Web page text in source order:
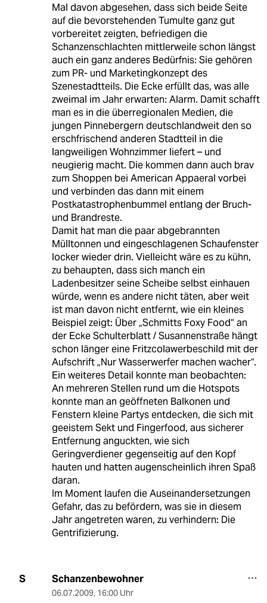
Mal davon abgesehen, dass sich beide Seite
auf die bevorstehenden Tumulte ganz gut
vorbereitet zeigten, befriedigen die
Schanzenschlachten mittlerweile schon längst
auch ein ganz anderes Bedürfnis: Sie gehören
zum PR- und Marketingkonzept des
Szenestadtteils. Die Ecke erfüllt das, was alle
zweimal im Jahr erwarten: Alarm. Damit schafft
man es in die überregionalen Medien, die
jungen Pinnebergern deutschlandweit den so
erschfrischend anderen Stadtteil in die
langweiligen Wohnzimmer liefert – und
neugierig macht. Die kommen dann auch brav
zum Shoppen bei American Appaeral vorbei
und verbinden das dann mit einem
Postkatastrophenbummel entlang der Bruch-
und Brandreste.
Damit hat man die paar abgebrannten
Mülltonnen und eingeschlagenen Schaufenster
locker wieder drin. Vielleicht wäre es zu kühn,
zu behaupten, dass sich manch ein
Ladenbesitzer seine Scheibe selbst einhauen
würde, wenn es andere nicht täten, aber weit
ist man davon nicht entfernt, wie ein kleines
Beispiel zeigt: Über „Schmitts Foxy Food“ an
der Ecke Schulterblatt / Susannenstraße hängt
schon länger eine Fritzcolawerbeschild mit der
Aufschrift „Nur Wasserwerfer machen wacher“.
Ein weiteres Detail konnte man beobachten:
An mehreren Stellen rund um die Hotspots
konnte man an geöffneten Balkonen und
Fenstern kleine Partys entdecken, die sich mit
geeistem Sekt und Fingerfood, aus sicherer
Entfernung anguckten, wie sich
Geringverdiener gegenseitig auf den Kopf
hauten und hatten augenscheinlich ihren Spaß
daran.
Im Moment laufen die Auseinandersetzungen
Gefahr, das zu befördern, was sie in diesem
Jahr angetreten waren, zu verhindern: Die
Gentrifizierung.
S Schanzenbewohner
06.07.2009, 16:00 Uhr